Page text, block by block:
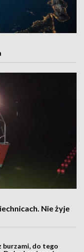
Nie żyje
burzami, do tego